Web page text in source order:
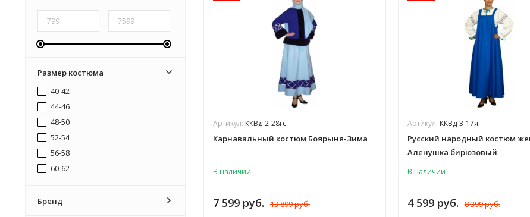
Размер костюма
40-42
44-46
48-50
52-54
56-58
60-62
Бренд
Артикул: ККВд-2-28гс
Карнавальный костюм Боярыня-Зима
В наличии
7 599 руб. 13 899 руб.
Артикул: ККВд-3-17яг
Русский народный костюм
Аленушка бирюзовый
В наличии
4 599 руб. 8 399 руб.